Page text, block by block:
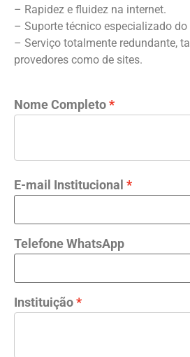
– Rapidez e fluidez na internet.
– Suporte técnico especializado do
– Serviço totalmente redundante,
provedores como de sites.
Nome Completo
E-mail Institucional
Telefone WhatsApp
Instituição